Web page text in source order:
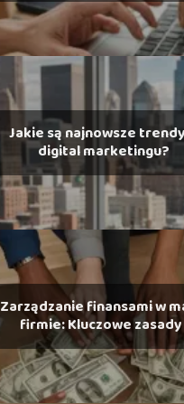
Jakie są najnowsze
digital marketingu?
Zarządzanie finansami w
firmie: Kluczowe
narzędzia